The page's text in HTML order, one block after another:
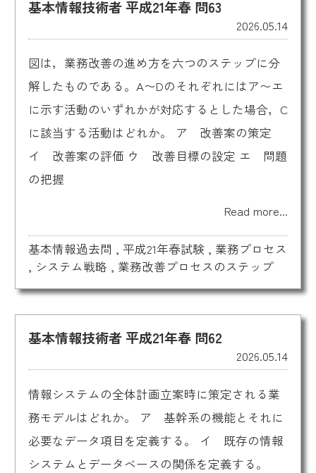
基本情報技術者 平成21年春 問63
2026.05.14
図は，業務改善の進め方を六つのステップに分
解したものである。A〜Dのそれぞれにはア〜エ
に示す活動のいずれかが対応するとした場合，C
に該当する活動はどれか。 ア 改善案の策定
イ 改善案の評価 ウ 改善目標の設定 エ 問題
の把握
Read more...
基本情報過去問 , 平成21年春試験 , 業務プロセス
, システム戦略 , 業務改善プロセスのステップ
基本情報技術者 平成21年春 問62
2026.05.14
情報システムの全体計画立案時に策定される業
務モデルはどれか。 ア 基幹系の機能とそれに
必要なデータ項目を定義する。 イ 既存の情報
システムとデータベースの関係を定義する。